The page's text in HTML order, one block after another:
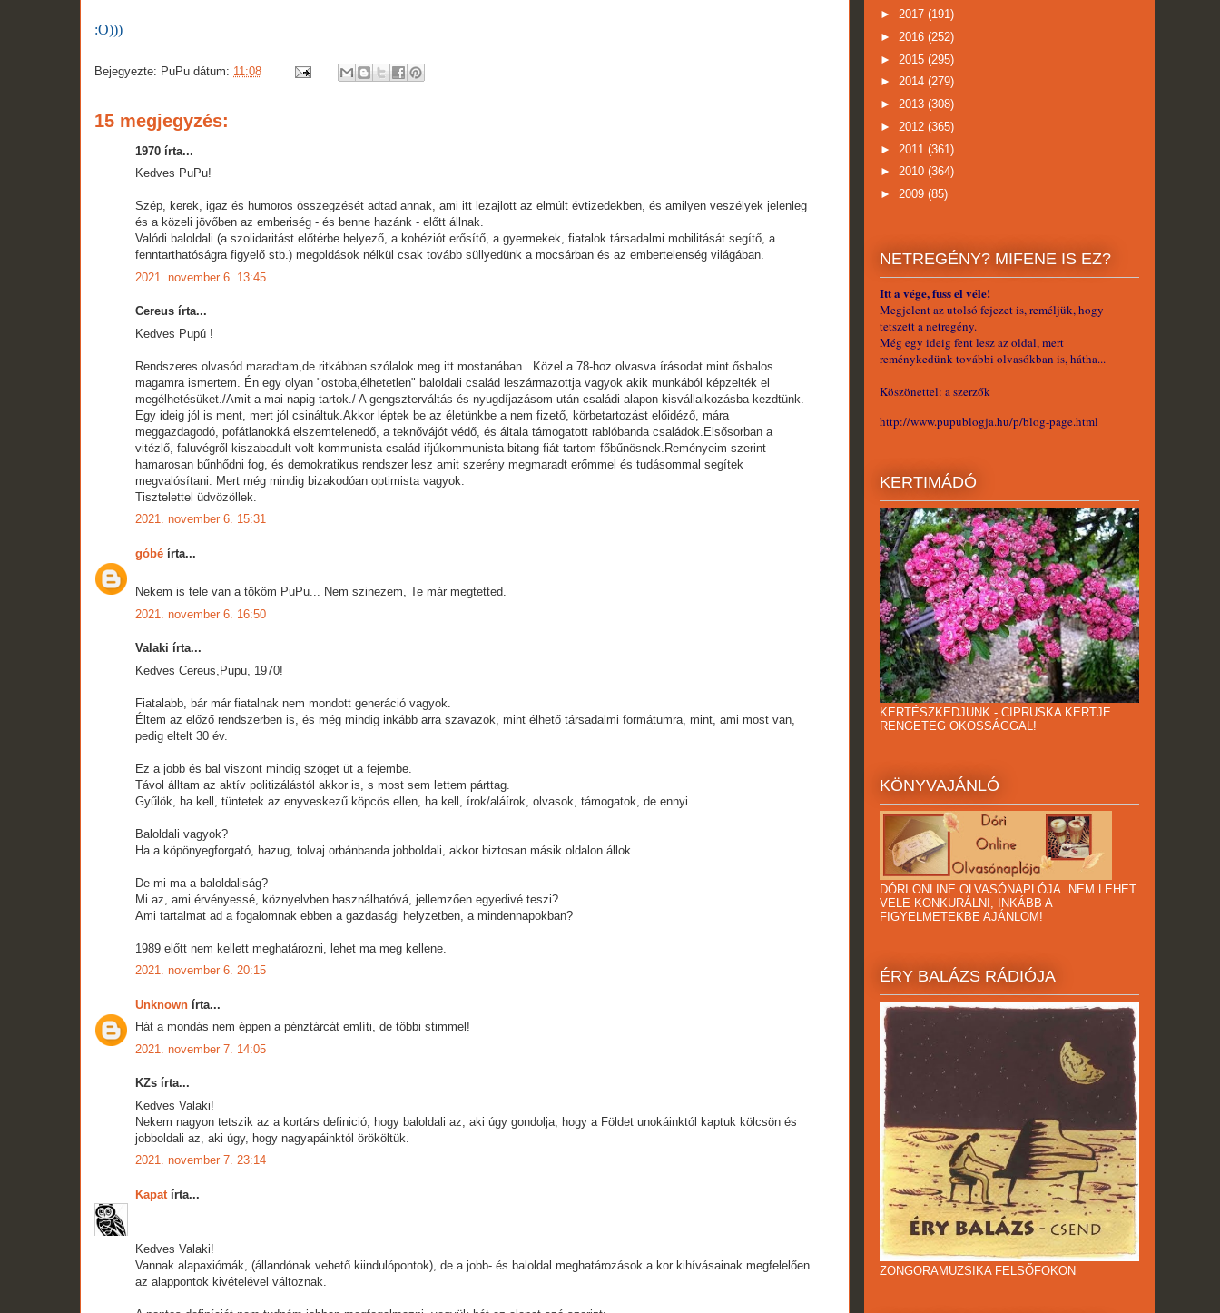
:O)))
Bejegyezte: PuPu dátum: 11:08
15 megjegyzés:
1970 írta...
Kedves PuPu!
Szép, kerek, igaz és humoros összegzését adtad annak, ami itt lezajlott az elmúlt évtizedekben, és amilyen veszélyek jelenleg
és a közeli jövőben az emberiség - és benne hazánk - előtt állnak.
Valódi baloldali (a szolidaritást előtérbe helyező, a kohéziót erősítő, a gyermekek, fiatalok társadalmi mobilitását segítő, a
fenntarthatóságra figyelő stb.) megoldások nélkül csak tovább süllyedünk a mocsárban és az embertelenség világában.
2021. november 6. 13:45
Cereus írta...
Kedves Pupú !
Rendszeres olvasód maradtam,de ritkábban szólalok meg itt mostanában . Közel a 78-hoz olvasva írásodat mint ősbalos
magamra ismertem. Én egy olyan "ostoba,élhetetlen" baloldali család leszármazottja vagyok akik munkából képzelték el
megélhetésüket./Amit a mai napig tartok./ A gengszterváltás és nyugdíjazásom után családi alapon kisvállalkozásba kezdtünk.
Egy ideig jól is ment, mert jól csináltuk.Akkor léptek be az életünkbe a nem fizető, körbetartozást előidéző, mára
meggazdagodó, pofátlanokká elszemtelenedő, a teknővájót védő, és általa támogatott rablóbanda családok.Elsősorban a
vitézlő, faluvégről kiszabadult volt kommunista család ifjúkommunista bitang fiát tartom főbűnösnek.Reményeim szerint
hamarosan bűnhődni fog, és demokratikus rendszer lesz amit szerény megmaradt erőmmel és tudásommal segítek
megvalósítani. Mert még mindig bizakodóan optimista vagyok.
Tisztelettel üdvözöllek.
2021. november 6. 15:31
góbé írta...
Nekem is tele van a tököm PuPu... Nem szinezem, Te már megtetted.
2021. november 6. 16:50
Valaki írta...
Kedves Cereus,Pupu, 1970!
Fiatalabb, bár már fiatalnak nem mondott generáció vagyok.
Éltem az előző rendszerben is, és még mindig inkább arra szavazok, mint élhető társadalmi formátumra, mint, ami most van,
pedig eltelt 30 év.
Ez a jobb és bal viszont mindig szöget üt a fejembe.
Távol álltam az aktív politizálástól akkor is, s most sem lettem párttag.
Gyűlök, ha kell, tüntetek az enyveskezű köpcös ellen, ha kell, írok/aláírok, olvasok, támogatok, de ennyi.
Baloldali vagyok?
Ha a köpönyegforgató, hazug, tolvaj orbánbanda jobboldali, akkor biztosan másik oldalon állok.
De mi ma a baloldaliság?
Mi az, ami érvényessé, köznyelvben használhatóvá, jellemzően egyedivé teszi?
Ami tartalmat ad a fogalomnak ebben a gazdasági helyzetben, a mindennapokban?
1989 előtt nem kellett meghatározni, lehet ma meg kellene.
2021. november 6. 20:15
Unknown írta...
Hát a mondás nem éppen a pénztárcát említi, de többi stimmel!
2021. november 7. 14:05
KZs írta...
Kedves Valaki!
Nekem nagyon tetszik az a kortárs definició, hogy baloldali az, aki úgy gondolja, hogy a Földet unokáinktól kaptuk kölcsön és
jobboldali az, aki úgy, hogy nagyapáinktól örököltük.
2021. november 7. 23:14
Kapat írta...
Kedves Valaki!
Vannak alapaxiómák, (állandónak vehető kiindulópontok), de a jobb- és baloldal meghatározások a kor kihívásainak megfelelően
az alappontok kivételével változnak.
► 2017 (191)
► 2016 (252)
► 2015 (295)
► 2014 (279)
► 2013 (308)
► 2012 (365)
► 2011 (361)
► 2010 (364)
► 2009 (85)
NETREGÉNY? MIFENE IS EZ?
Itt a vége, fuss el véle!
Megjelent az utolsó fejezet is, reméljük, hogy
tetszett a netregény.
Még egy ideig fent lesz az oldal, mert
reménykedünk további olvasókban is, hátha...
Köszönettel: a szerzők
http://www.pupublogja.hu/p/blog-page.html
KERTIMÁDÓ
KERTÉSZKEDJÜNK - CIPRUSKA KERTJE
RENGETEG OKOSSÁGGAL!
KÖNYVAJÁNLÓ
DÓRI ONLINE OLVASÓNAPLÓJA. NEM LEHET
VELE KONKURÁLNI, INKÁBB A
FIGYELMETEKBE AJÁNLOM!
ÉRY BALÁZS RÁDIÓJA
ZONGORAMUZSIKA FELSŐFOKON